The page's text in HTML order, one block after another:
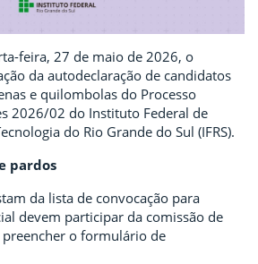
feira, 27 de maio de 2026, o
da autodeclaração de candidatos
e quilombolas do Processo
2026/02 do Instituto Federal de
do Rio Grande do Sul (IFRS).
pardos
da lista de convocação para
devem participar da comissão de
o formulário de